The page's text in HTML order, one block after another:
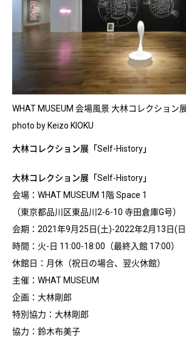
WHAT MUSEUM 会場風景 大林コレクション
photo by Keizo KIOKU
大林コレクション展「Self-History」
大林コレクション展「Self-History」
会場：WHAT MUSEUM 1階 Space 1
（東京都品川区東品川2-6-10 寺田倉庫G号）
会期：2021年9月25日(土)-2022年2月13日(
時間：火-日 11:00-18:00（最終入館 17:00）
休館日：月休（祝日の場合、翌火休館）
主催：WHAT MUSEUM
企画：大林剛郎
特別協力：大林剛郎
協力：鈴木布美子